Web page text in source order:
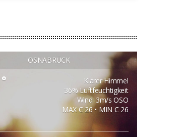
OSNABRÜCK
°
Klarer Himmel
36% Luftfeuchtigkeit
Wind: 3m/s OSO
MAX C 26 • MIN C 26